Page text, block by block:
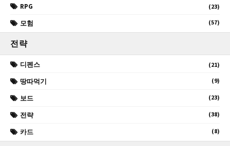
RPG (23)
모험 (57)
전략
디펜스 (21)
땅따먹기 (9)
보드 (23)
전략 (38)
카드 (8)